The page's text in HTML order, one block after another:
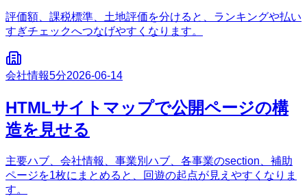
評価額、課税標準、土地評価を分けると、ランキングや払い
すぎチェックへつなげやすくなります。
会社情報5分2026-06-14
HTMLサイトマップで公開ページの構
造を見せる
主要ハブ、会社情報、事業別ハブ、各事業のsection、補助
ページを1枚にまとめると、回遊の起点が見えやすくなりま
す。